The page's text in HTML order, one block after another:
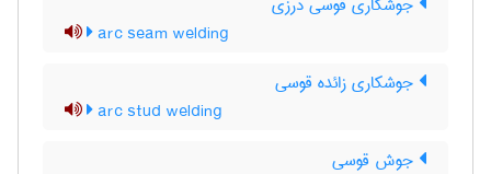
arc seam welding
جوشکاری زائده قوسی
arc stud welding
جوش قوسی